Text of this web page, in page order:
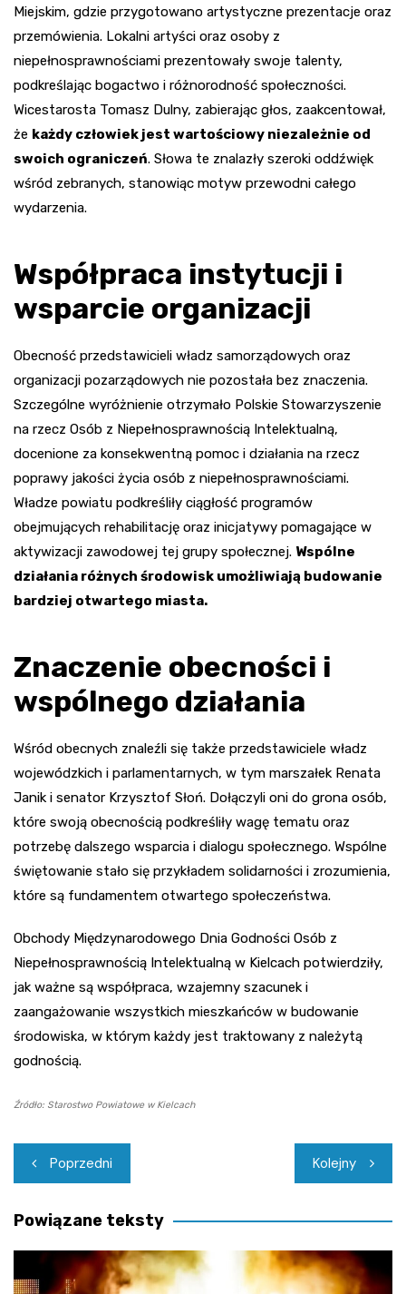
Miejskim, gdzie przygotowano artystyczne prezentacje oraz
przemówienia. Lokalni artyści oraz osoby z
niepełnosprawnościami prezentowały swoje talenty,
podkreślając bogactwo i różnorodność społeczności.
Wicestarosta Tomasz Dulny, zabierając głos, zaakcentował,
że każdy człowiek jest wartościowy niezależnie od
swoich ograniczeń. Słowa te znalazły szeroki oddźwięk
wśród zebranych, stanowiąc motyw przewodni całego
wydarzenia.
Współpraca instytucji i
wsparcie organizacji
Obecność przedstawicieli władz samorządowych oraz
organizacji pozarządowych nie pozostała bez znaczenia.
Szczególne wyróżnienie otrzymało Polskie Stowarzyszenie
na rzecz Osób z Niepełnosprawnością Intelektualną,
docenione za konsekwentną pomoc i działania na rzecz
poprawy jakości życia osób z niepełnosprawnościami.
Władze powiatu podkreśliły ciągłość programów
obejmujących rehabilitację oraz inicjatywy pomagające w
aktywizacji zawodowej tej grupy społecznej. Wspólne
działania różnych środowisk umożliwiają budowanie
bardziej otwartego miasta.
Znaczenie obecności i
wspólnego działania
Wśród obecnych znaleźli się także przedstawiciele władz
wojewódzkich i parlamentarnych, w tym marszałek Renata
Janik i senator Krzysztof Słoń. Dołączyli oni do grona osób,
które swoją obecnością podkreśliły wagę tematu oraz
potrzebę dalszego wsparcia i dialogu społecznego. Wspólne
świętowanie stało się przykładem solidarności i zrozumienia,
które są fundamentem otwartego społeczeństwa.
Obchody Międzynarodowego Dnia Godności Osób z
Niepełnosprawnością Intelektualną w Kielcach potwierdziły,
jak ważne są współpraca, wzajemny szacunek i
zaangażowanie wszystkich mieszkańców w budowanie
środowiska, w którym każdy jest traktowany z należytą
godnością.
Źródło: Starostwo Powiatowe w Kielcach
Nawigacja
wpisu
Poprzedni Kolejny
Powiązane teksty